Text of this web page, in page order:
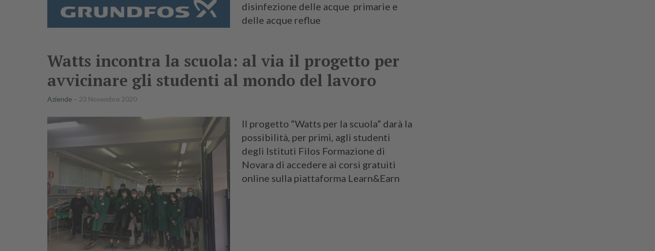
disinfezione delle acque primarie e
delle acque reflue
Watts incontra la scuola: al via il progetto per
avvicinare gli studenti al mondo del lavoro
Aziende 23 Novembre 2020
Il progetto “Watts per la scuola” darà la
possibilità, per primi, agli studenti
degli Istituti Filos Formazione di
Novara di accedere ai corsi gratuiti
online sulla piattaforma Learn&Earn